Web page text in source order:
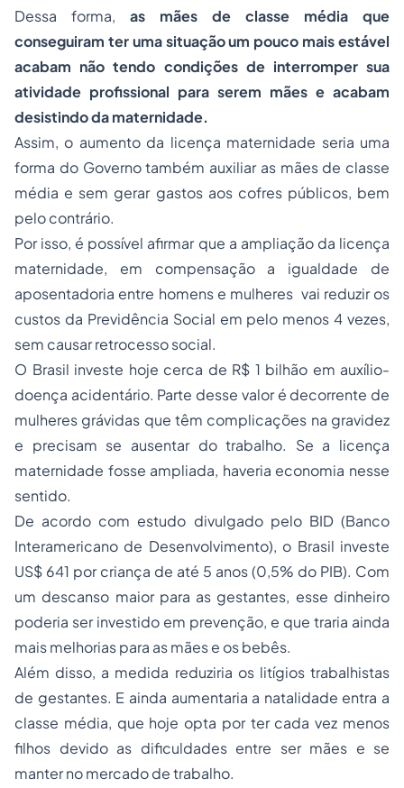
Dessa forma, as mães de classe média que
conseguiram ter uma situação um pouco mais estável
acabam não tendo condições de interromper sua
atividade profissional para serem mães e acabam
desistindo da maternidade.
Assim, o aumento da licença maternidade seria uma
forma do Governo também auxiliar as mães de classe
média e sem gerar gastos aos cofres públicos, bem
pelo contrário.
Por isso, é possível afirmar que a ampliação da licença
maternidade, em compensação a igualdade de
aposentadoria entre homens e mulheres vai reduzir os
custos da Previdência Social em pelo menos 4 vezes,
sem causar retrocesso social.
O Brasil investe hoje cerca de R$ 1 bilhão em auxílio-
doença acidentário. Parte desse valor é decorrente de
mulheres grávidas que têm complicações na gravidez
e precisam se ausentar do trabalho. Se a licença
maternidade fosse ampliada, haveria economia nesse
sentido.
De acordo com estudo divulgado pelo BID (Banco
Interamericano de Desenvolvimento), o Brasil investe
US$ 641 por criança de até 5 anos (0,5% do PIB). Com
um descanso maior para as gestantes, esse dinheiro
poderia ser investido em prevenção, e que traria ainda
mais melhorias para as mães e os bebês.
Além disso, a medida reduziria os litígios trabalhistas
de gestantes. E ainda aumentaria a natalidade entra a
classe média, que hoje opta por ter cada vez menos
filhos devido as dificuldades entre ser mães e se
manter no mercado de trabalho.